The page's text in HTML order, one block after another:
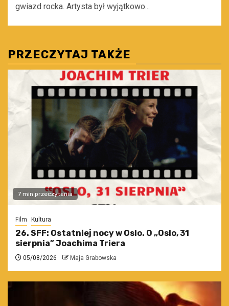
gwiazd rocka. Artysta był wyjątkowo...
PRZECZYTAJ TAKŻE
7 min przeczytania
Film Kultura
26. SFF: Ostatniej nocy w Oslo. O „Oslo, 31
sierpnia” Joachima Triera
05/08/2026 Maja Grabowska